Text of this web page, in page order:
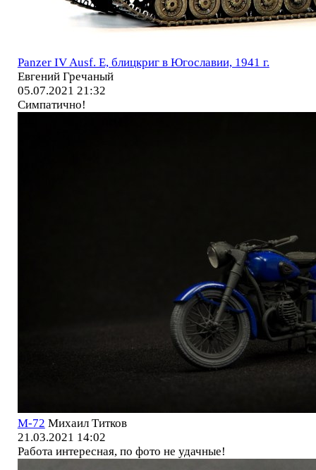
Panzer IV Ausf. E, блицкриг в Югославии, 1941 г.
Евгений Гречаный
05.07.2021 21:32
Симпатично!
М-72 Михаил Титков
21.03.2021 14:02
Работа интересная, по фото не удачные!